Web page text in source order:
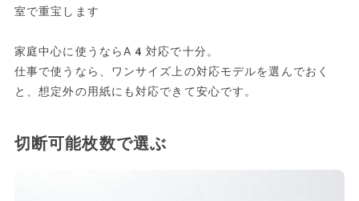
室で重宝します
家庭中心に使うならA4対応で十分。
仕事で使うなら、ワンサイズ上の対応モデルを選んでおく
と、想定外の用紙にも対応できて安心です。
切断可能枚数で選ぶ